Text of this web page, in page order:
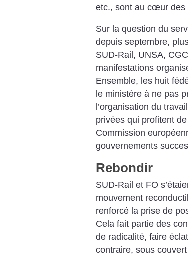
etc., sont au cœur des
Sur la question du
depuis septembre,
SUD-Rail, UNSA,
manifestations
Ensemble, les huit
le ministère à ne pas
l’organisation du
privées qui profitent
Commission
gouvernements
Rebondir
SUD-Rail et FO
mouvement
renforcé la prise de
Cela fait partie des
de radicalité, faire
contraire, sous